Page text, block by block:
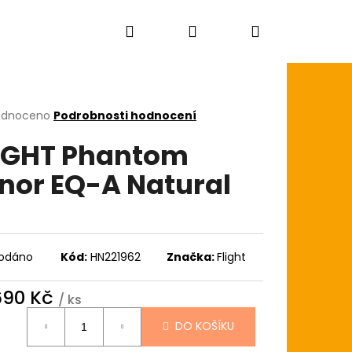
Hledat PřihlášeníNákupní
Podrobnosti hodnocení
Phantom
EQ-A Natural
Kód: HN221962 Značka:Flight
Kč / ks
DO KOŠÍKU
SKIN+ COATED